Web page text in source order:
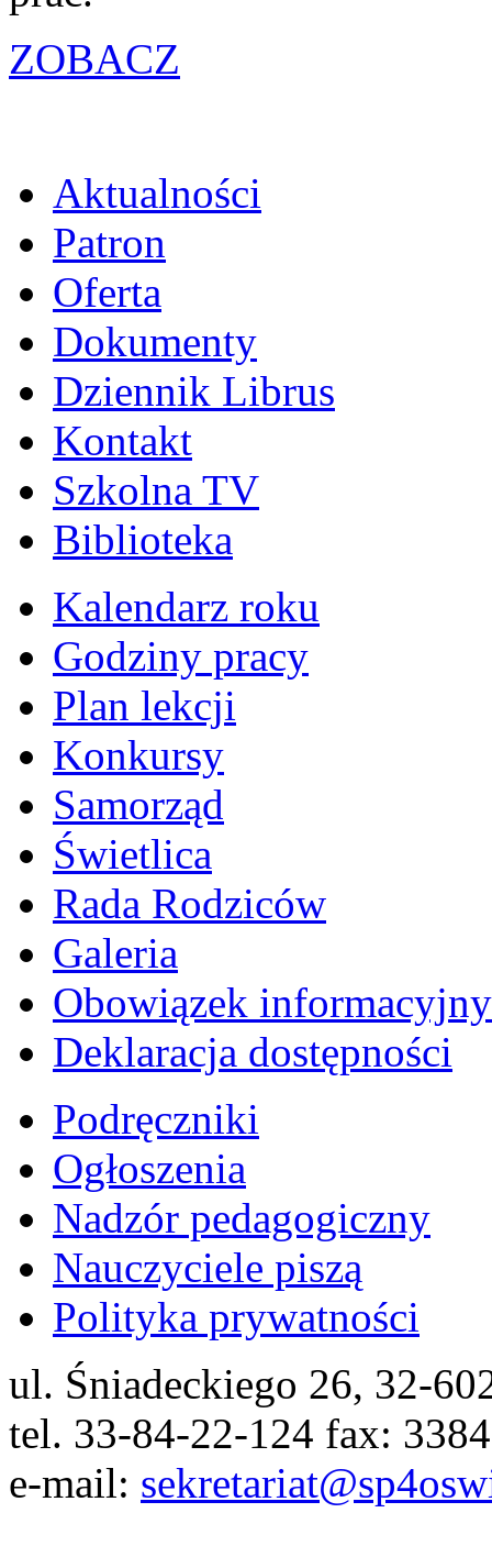
ZOBACZ
Aktualności
Patron
Oferta
Dokumenty
Dziennik Librus
Kontakt
Szkolna TV
Biblioteka
Kalendarz roku
Godziny pracy
Plan lekcji
Konkursy
Samorząd
Świetlica
Rada Rodziców
Galeria
Obowiązek informacyjny
Deklaracja dostępności
Podręczniki
Ogłoszenia
Nadzór pedagogiczny
Nauczyciele piszą
Polityka prywatności
ul. Śniadeckiego 26, 32-
tel. 33-84-22-124 fax:
e-mail: